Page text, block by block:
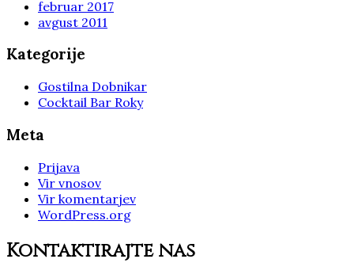
februar 2017
avgust 2011
Kategorije
Gostilna Dobnikar
Cocktail Bar Roky
Meta
Prijava
Vir vnosov
Vir komentarjev
WordPress.org
Kontaktirajte nas